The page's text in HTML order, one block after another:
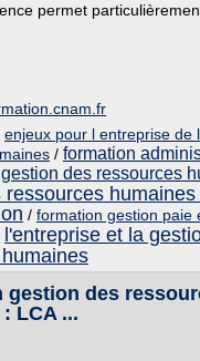
permet
enjeux pour l entreprise de
/ formation
des ressources
humaines
/ formation gestion paie
l'entreprise et la
gestion des
LCA ...